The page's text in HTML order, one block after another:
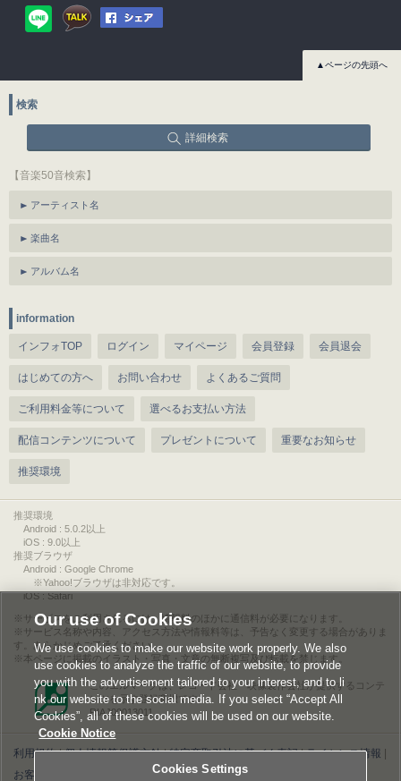
▲ページの先頭へ
検索
詳細検索
【音楽50音検索】
アーティスト名
楽曲名
アルバム名
information
インフォTOP ログイン マイページ 会員登録 会員退会
はじめての方へ お問い合わせ よくあるご質問
ご利用料金等について 選べるお支払い方法
配信コンテンツについて プレゼントについて 重要なお知らせ
推奨環境
推奨環境
Android : 5.0.2以上
iOS : 9.0以上
推奨ブラウザ
Android : Google Chrome
※Yahoo!ブラウザは非対応です。
iOS : Safari
サービスをご利用されるには、情報料のほかに通信料が必要になります。
サービス名称や内容、アクセス方法や情報料等は、予告なく変更する場合がありま
す。あらかじめご了承ください。
本ページに掲載のイラスト・写真・文章の無断複写及び転載を禁じます。
このエルマークは、レコード会社・映像製作会社が提供するコンテ
ンツを示す登録商標です。
RIAJ00013011
利用規約|個人情報等保護方針|特定商取引法に基づく表記|ライセンス情報
お客様情報の外部送信について|Cookies Settings
Our use of Cookies
We use cookies to make our website work properly. We also
use cookies to analyze the traffic of our website, to provide
you with the advertisement tailored to your interest, and to li
nk our website to the social media. If you select “Accept All
Cookies”, all of these cookies will be used on our website.
Cookie Notice
Cookies Settings